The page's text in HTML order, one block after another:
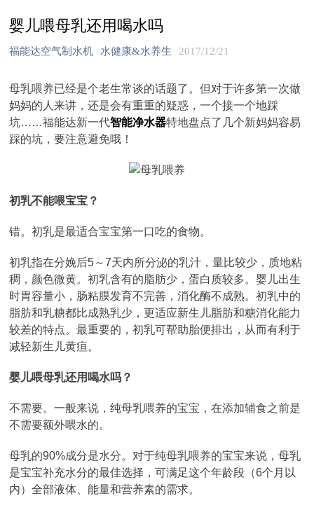
婴儿喂母乳还用喝水吗
福能达空气制水机 水健康&水养生 2017/12/21
母乳喂养已经是个老生常谈的话题了。但对于许多第一次做
妈妈的人来讲，还是会有重重的疑惑，一个接一个地踩
坑……福能达新一代智能净水器特地盘点了几个新妈妈容易
踩的坑，要注意避免哦！
初乳不能喂宝宝？
错。初乳是最适合宝宝第一口吃的食物。
初乳指在分娩后5～7天内所分泌的乳汁，量比较少，质地粘
稠，颜色微黄。初乳含有的脂肪少，蛋白质较多。婴儿出生
时胃容量小，肠粘膜发育不完善，消化酶不成熟。初乳中的
脂肪和乳糖都比成熟乳少，更适应新生儿脂肪和糖消化能力
较差的特点。最重要的，初乳可帮助胎便排出，从而有利于
减轻新生儿黄疸。
婴儿喂母乳还用喝水吗？
不需要。一般来说，纯母乳喂养的宝宝，在添加辅食之前是
不需要额外喂水的。
母乳的90%成分是水分。对于纯母乳喂养的宝宝来说，母乳
是宝宝补充水分的最佳选择，可满足这个年龄段（6个月以
内）全部液体、能量和营养素的需求。